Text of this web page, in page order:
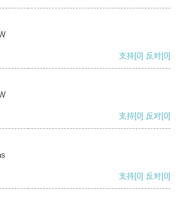
支持[0] 反对[0]
支持[0] 反对[0]
支持[0] 反对[0]